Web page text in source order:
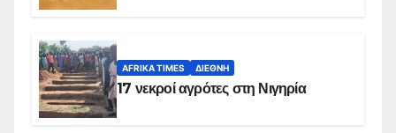
AFRIKA TIMES ΔΙΕΘΝΉ
17 νεκροί αγρότες στη Νιγηρία